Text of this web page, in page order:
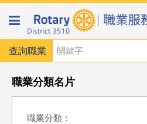
查詢職業
職業分類名片
職業分類：